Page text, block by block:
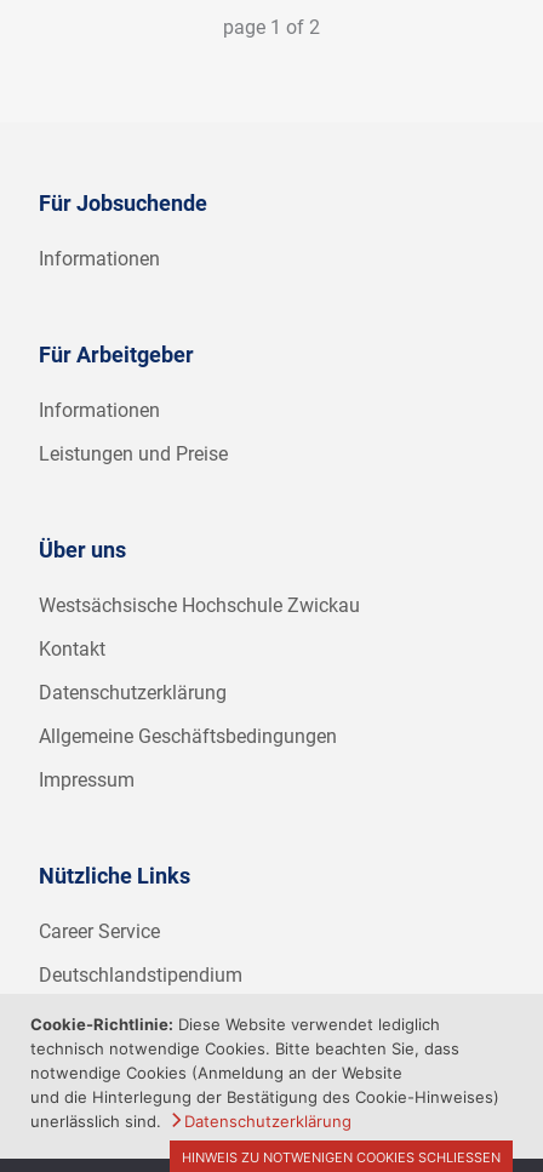
page 1 of 2
Für Jobsuchende
Informationen
Für Arbeitgeber
Informationen
Leistungen und Preise
Über uns
Westsächsische Hochschule Zwickau
Kontakt
Datenschutzerklärung
Allgemeine Geschäftsbedingungen
Impressum
Nützliche Links
Career Service
Deutschlandstipendium
WHZ Firmenstipendium
Weitere Angebote der WHZ
Cookie-Richtlinie: Diese Website verwendet lediglich
technisch notwendige Cookies. Bitte beachten Sie, dass
notwendige Cookies (Anmeldung an der Website
und die Hinterlegung der Bestätigung des Cookie-Hinweises)
unerlässlich sind.
Datenschutzerklärung
HINWEIS ZU NOTWENIGEN COOKIES SCHLIESSEN